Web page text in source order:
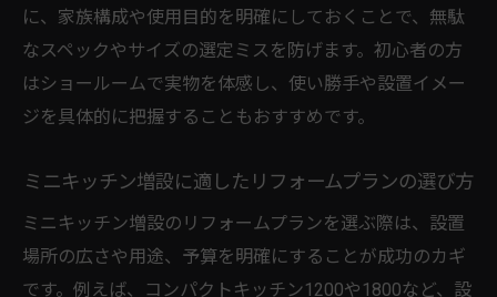
に、家族構成や使用目的を明確にしておくことで、無駄
なスペックやサイズの選定ミスを防げます。初心者の方
はショールームで実物を体感し、使い勝手や設置イメー
ジを具体的に把握することもおすすめです。
ミニキッチン増設に適したリフォームプランの選び方
ミニキッチン増設のリフォームプランを選ぶ際は、設置
場所の広さや用途、予算を明確にすることが成功のカギ
です。例えば、コンパクトキッチン1200や1800など、設